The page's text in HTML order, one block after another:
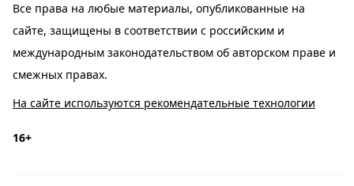
Все права на любые материалы, опубликованные на
сайте, защищены в соответствии с российским и
международным законодательством об авторском праве и
смежных правах.
На сайте используются рекомендательные технологии
16+